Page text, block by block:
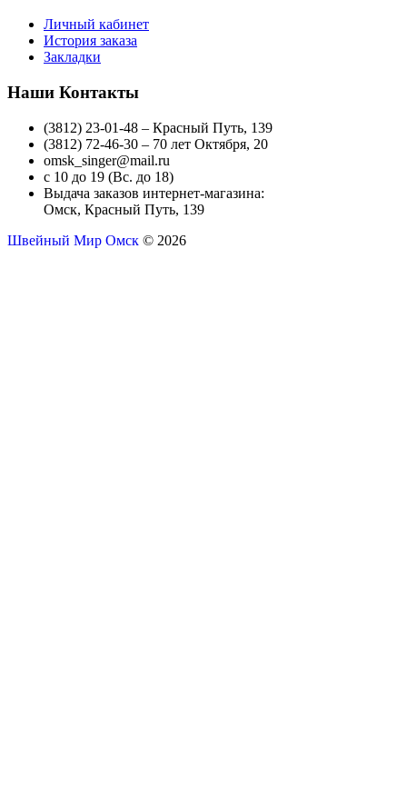
Личный кабинет
История заказа
Закладки
Наши Контакты
(3812) 23-01-48 – Красный Путь, 139
(3812) 72-46-30 – 70 лет Октября, 20
omsk_singer@mail.ru
с 10 до 19 (Вс. до 18)
Выдача заказов интернет-магазина:
Омск, Красный Путь, 139
Швейный Мир Омск © 2026